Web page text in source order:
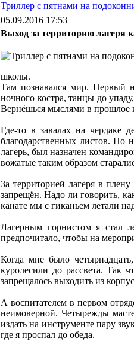
Триллер с пятнами на
05.09.2016 17:53
Выход за территорию лагеря
школы.
Там познавался мир. Первый
ночного костра, танцы до
Вернёшься мыслями в прошлое
Где-то в завалах на чердаке
благодарственных листов. По
лагерь, был назначен
вожатые таким образом
За территорией лагеря в
запрещён. Надо ли говорить,
канате мы с гиканьем летали
Лагерным горнистом я стал
предпочитало, чтобы на
Когда мне было
куролесили до рассвета. Так
запрещалось выходить из
А воспитателем в первом
неимоверной. Четырежды
издать на инструменте пару
где я проспал до обеда.